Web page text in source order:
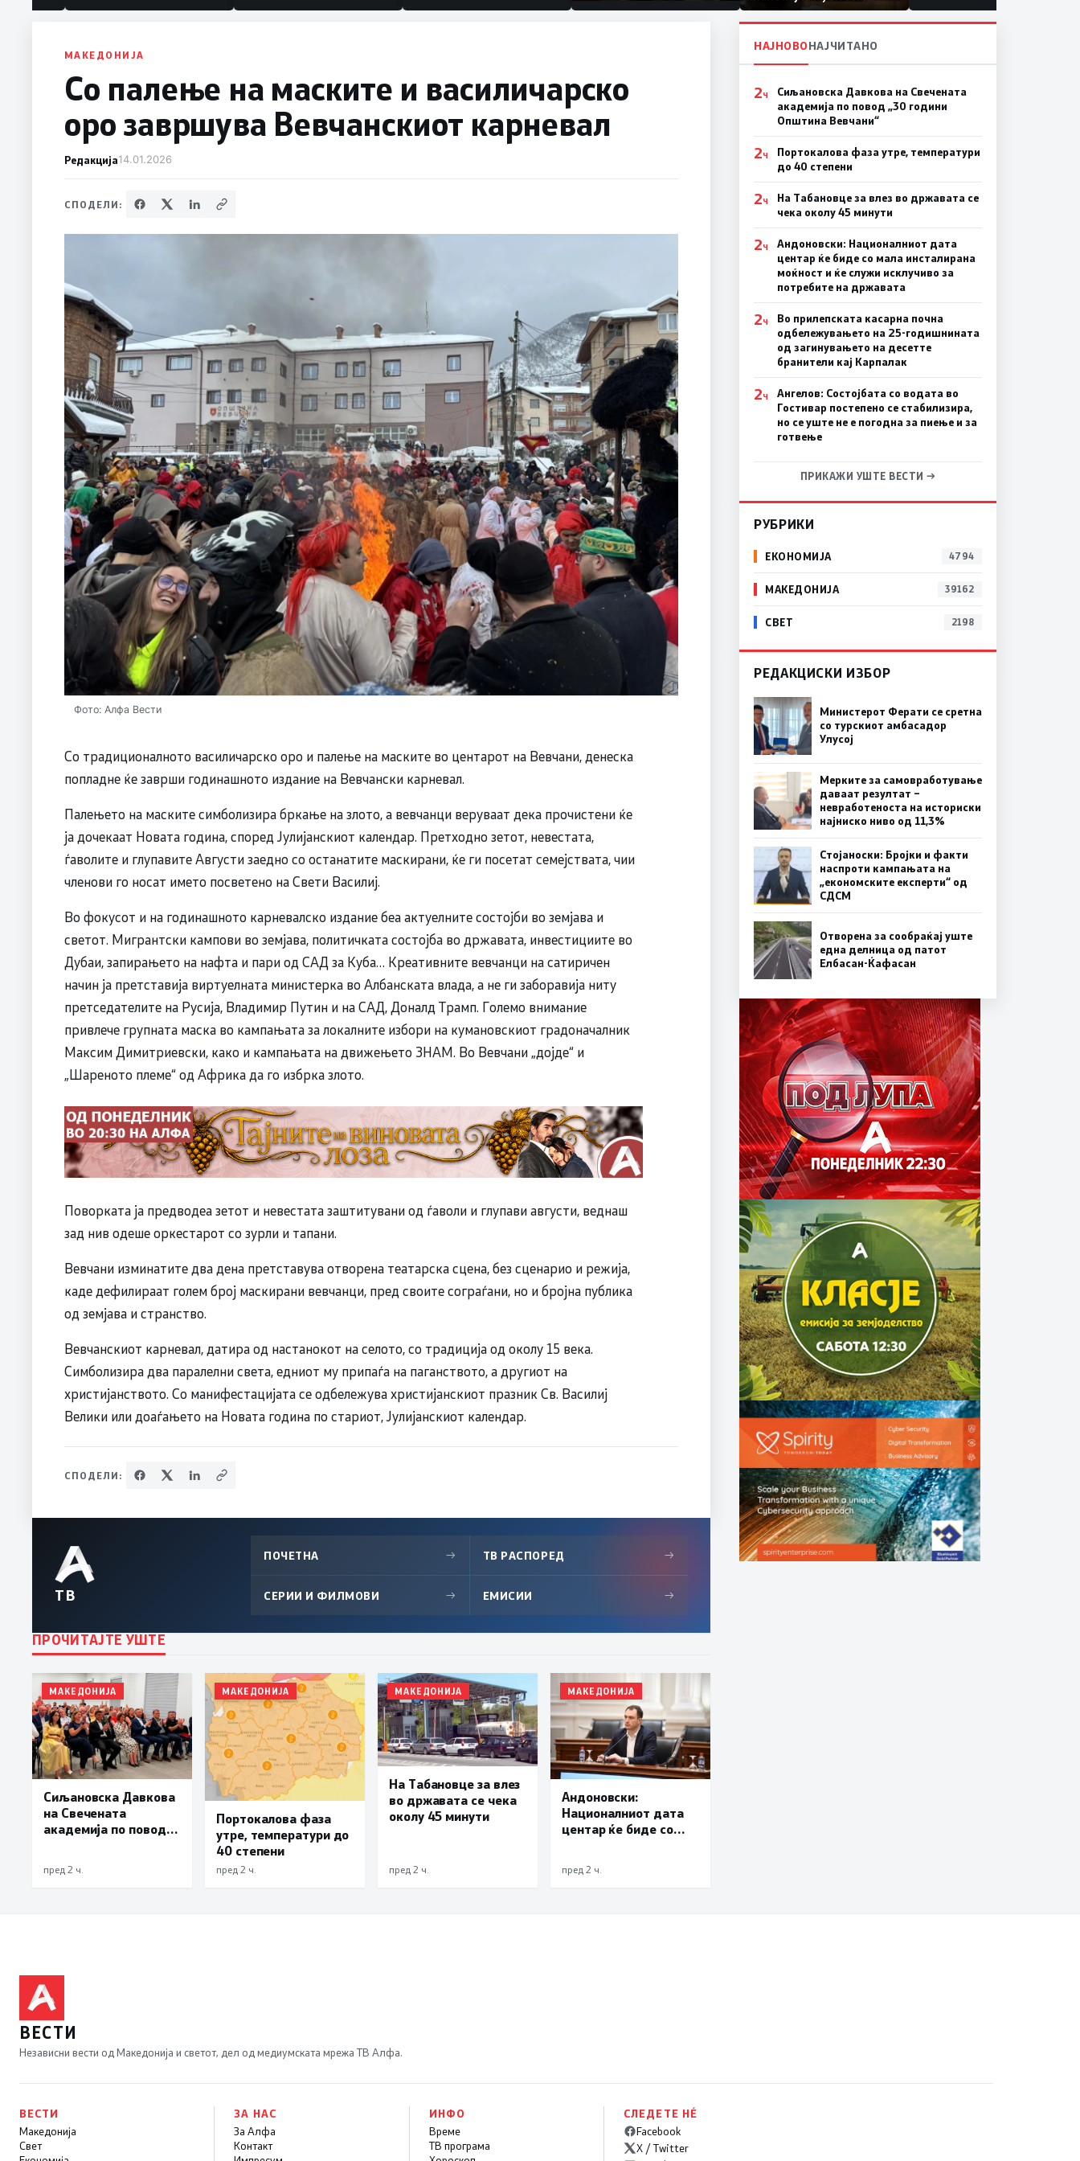
половина тунел во слепа
првачиња помалку
МАКЕДОНИЈА
Со палење на маските и василичарско
оро завршува Вевчанскиот карневал
Редакција14.01.2026
СПОДЕЛИ:
Фото: Алфа Вести
Со традиционалното василичарско оро и палење на маските во центарот на Вевчани, денеска
попладне ќе заврши годинашното издание на Вевчански карневал.
Палењето на маските симболизира бркање на злото, а вевчанци веруваат дека прочистени ќе
ја дочекаат Новата година, според Јулијанскиот календар. Претходно зетот, невестата,
ѓаволите и глупавите Августи заедно со останатите маскирани, ќе ги посетат семејствата, чии
членови го носат името посветено на Свети Василиј.
Во фокусот и на годинашното карневалско издание беа актуелните состојби во земјава и
светот. Мигрантски кампови во земјава, политичката состојба во државата, инвестициите во
Дубаи, запирањето на нафта и пари од САД за Куба… Креативните вевчанци на сатиричен
начин ја претставија виртуелната министерка во Албанската влада, а не ги заборавија ниту
претседателите на Русија, Владимир Путин и на САД, Доналд Трамп. Големо внимание
привлече групната маска во кампањата за локалните избори на кумановскиот градоначалник
Максим Димитриевски, како и кампањата на движењето ЗНАМ. Во Вевчани „дојде“ и
„Шареното племе“ од Африка да го избрка злото.
Поворката ја предводеа зетот и невестата заштитувани од ѓаволи и глупави августи, веднаш
зад нив одеше оркестарот со зурли и тапани.
Вевчани изминатите два дена претставува отворена театарска сцена, без сценарио и режија,
каде дефилираат голем број маскирани вевчанци, пред своите сограѓани, но и бројна публика
од земјава и странство.
Вевчанскиот карневал, датира од настанокот на селото, со традиција од околу 15 века.
Симболизира два паралелни света, едниот му припаѓа на паганството, а другиот на
христијанството. Со манифестацијата се одбележува христијанскиот празник Св. Василиј
Велики или доаѓањето на Новата година по стариот, Јулијанскиот календар.
СПОДЕЛИ:
ТВ
ПОЧЕТНА → ТВ РАСПОРЕД →
СЕРИИ И ФИЛМОВИ → ЕМИСИИ →
ПРОЧИТАЈТЕ УШТЕ
МАКЕДОНИЈА
Сиљановска Давкова
на Свечената
академија по повод
пред 2 ч.
МАКЕДОНИЈА
Портокалова фаза
утре, температури до
40 степени
пред 2 ч.
МАКЕДОНИЈА
На Табановце за влез
во државата се чека
околу 45 минути
пред 2 ч.
МАКЕДОНИЈА
Андоновски:
Националниот дата
центар ќе биде со
исклучиво за
пред 2 ч.
НАЈНОВОНАЈЧИТАНО
2Ч
Сиљановска Давкова на Свечената
академија по повод „30 години
Општина Вевчани“
2Ч
Портокалова фаза утре, температури
до 40 степени
2Ч
На Табановце за влез во државата се
чека околу 45 минути
2Ч
Андоновски: Националниот дата
центар ќе биде со мала инсталирана
моќност и ќе служи исклучиво за
потребите на државата
2Ч
Во прилепската касарна почна
одбележувањето на 25-годишнината
од загинувањето на десетте
бранители кај Карпалак
2Ч
Ангелов: Состојбата со водата во
Гостивар постепено се стабилизира,
но се уште не е погодна за пиење и за
готвење
ПРИКАЖИ УШТЕ ВЕСТИ →
РУБРИКИ
ЕКОНОМИЈА 4794
МАКЕДОНИЈА 39162
СВЕТ 2198
РЕДАКЦИСКИ ИЗБОР
Министерот Ферати се сретна
со турскиот амбасадор
Улусој
Мерките за самовработување
даваат резултат –
невработеноста на историски
најниско ниво од 11,3%
Стојаноски: Бројки и факти
наспроти кампањата на
„економските експерти“ од
СДСM
Отворена за сообраќај уште
една делница од патот
Елбасан-Ќафасан
ВЕСТИ
Независни вести од Македонија и светот, дел од медиумската мрежа ТВ Алфа.
ВЕСТИ
Македонија
Свет
ЗА НАС
За Алфа
Контакт
ИНФО
Време
ТВ програма
СЛЕДЕТЕ НÉ
Facebook
X / Twitter